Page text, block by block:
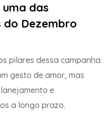
das
do Dezembro
pilares dessa campanha.
gesto de amor, mas
e
a longo prazo.